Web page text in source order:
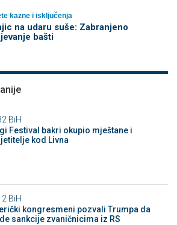
kazne i isključenja
na udaru suše: Zabranjeno
bašti
BiH
Festival bakri okupio mještane i
kod Livna
BiH
kongresmeni pozvali Trumpa da
sankcije zvaničnicima iz RS